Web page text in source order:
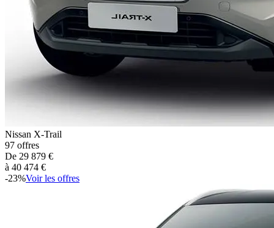
Nissan X-Trail
97 offres
De 29 879 €
à 40 474 €
-23%Voir les offres